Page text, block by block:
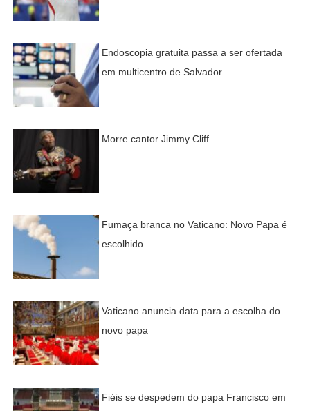
Endoscopia gratuita passa a ser ofertada
em multicentro de Salvador
Morre cantor Jimmy Cliff
Fumaça branca no Vaticano: Novo Papa é
escolhido
Vaticano anuncia data para a escolha do
novo papa
Fiéis se despedem do papa Francisco em